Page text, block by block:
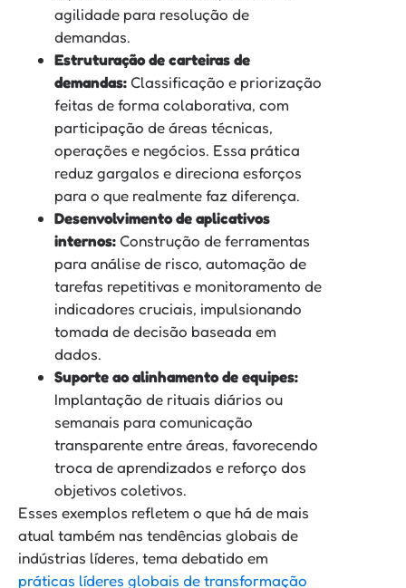
agilidade para resolução de
demandas.
Estruturação de carteiras de
demandas:Classificação e priorização
feitas de forma colaborativa, com
participação de áreas técnicas,
operações e negócios. Essa prática
reduz gargalos e direciona esforços
para o que realmente faz diferença.
Desenvolvimento de aplicativos
internos:Construção de ferramentas
para análise de risco, automação de
tarefas repetitivas e monitoramento de
indicadores cruciais, impulsionando
tomada de decisão baseada em
dados.
Suporte ao alinhamento de equipes:
Implantação de rituais diários ou
semanais para comunicação
transparente entre áreas, favorecendo
troca de aprendizados e reforço dos
objetivos coletivos.
Esses exemplos refletem o que há de mais
atual também nas tendências globais de
indústrias líderes, tema debatido em
práticas líderes globais de transformação